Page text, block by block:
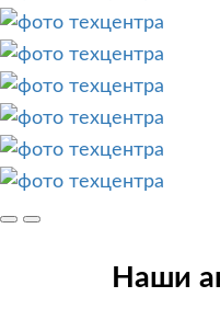
Наши